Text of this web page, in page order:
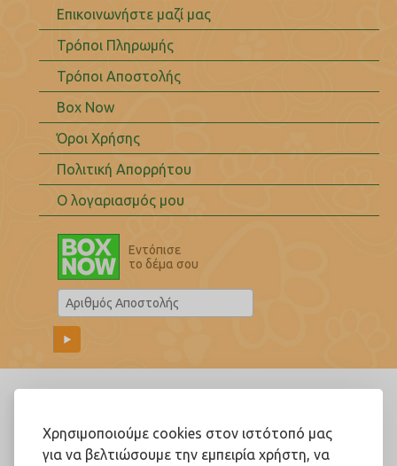
Χρησιμοποιούμε cookies στον ιστότοπό μας
για να βελτιώσουμε την εμπειρία χρήστη, να
Επικοινωνήστε μαζί μας
Τρόποι Πληρωμής
Τρόποι Αποστολής
Box Now
Όροι Χρήσης
Πολιτική Απορρήτου
Ο λογαριασμός μου
Εντόπισε
το δέμα σου
Ακολουθήστε μας!